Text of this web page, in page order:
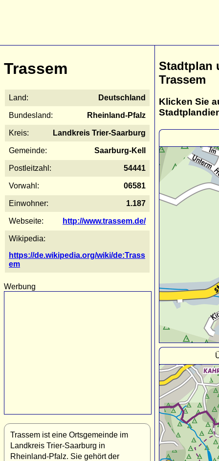
Trassem
Land: Deutschland
Bundesland: Rheinland-Pfalz
Kreis: Landkreis Trier-Saarburg
Gemeinde: Saarburg-Kell
Postleitzahl: 54441
Vorwahl: 06581
Einwohner: 1.187
Webseite: http://www.trassem.de/
Wikipedia:
https://de.wikipedia.org/wiki/de:Trass
em
Werbung
Trassem ist eine Ortsgemeinde im
Landkreis Trier-Saarburg in
Rheinland-Pfalz. Sie gehört der
Stadtplan
Trassem
Klicken Sie